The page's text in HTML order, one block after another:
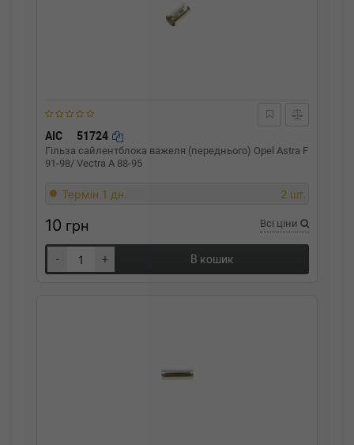
AIC 51724
Гільза сайлентблока важеля (переднього) Opel Astra F
91-98/ Vectra A 88-95
Термін 1 дн. 2 шт.
10 грн Всі ціни
- + В кошик